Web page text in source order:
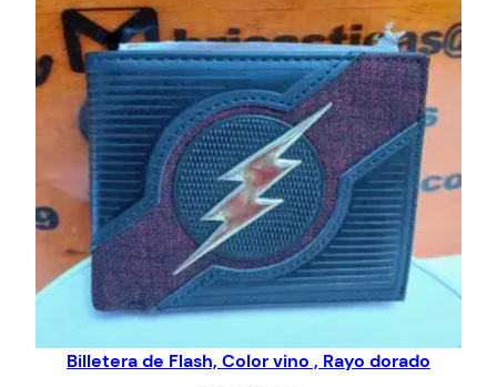
Billetera de Flash, Color vino , Rayo dorado